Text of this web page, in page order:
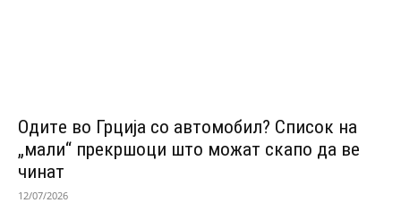
Одитe во Грција со автомобил? Список на
„мали“ прекршоци што можат скапо да ве
чинат
12/07/2026